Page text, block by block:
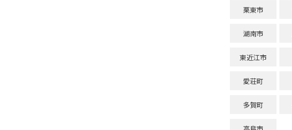
栗東市
湖南市
東近江市
愛荘町
多賀町